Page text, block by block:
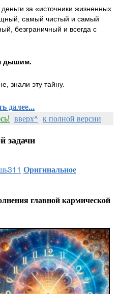
за «источники жизненных
самый чистый и самый
безграничный и всегда с
дышим.
знали эту тайну.
далее...
вверх^ к полной версии
задачи
Оригинальное
главной кармической